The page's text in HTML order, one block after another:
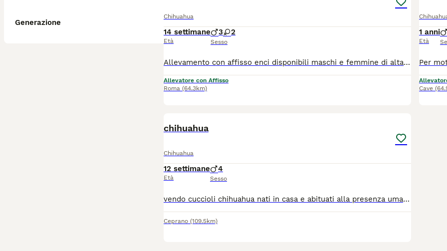
Generazione
Chihuahua
14 settimane
Età
3 2
Sesso
Allevamento con affisso enci disponibili maschi e femmine di alta genealogia, sani e corretti, socievoli pedigree importante
Allevatore con Affisso
Roma (64.3km)
1 anni
Età
Cave
chihuahua
Chihuahua
12 settimane
Età
4
Sesso
vendo cuccioli chihuahua nati in casa e abituati alla presenza umana. Sono molto giocherelloni e affettuosi. Per maggiori informazioni contattare al numero 3338294812
Ceprano (109.5km)